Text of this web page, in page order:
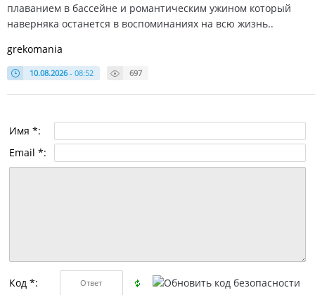
плаванием в бассейне и романтическим ужином который
наверняка останется в воспоминаниях на всю жизнь..
grekomania
10.08.2026- 08:52 697
Имя *:
Email *:
Код *: